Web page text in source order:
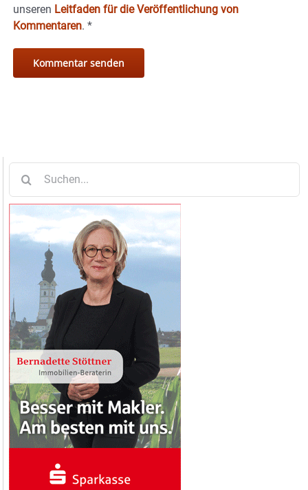
unseren Leitfaden für die Veröffentlichung von
Kommentaren. *
nach: